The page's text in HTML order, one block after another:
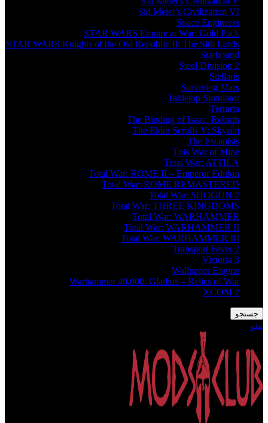
Sid Meier's Civilization VI
Space Engineers
STAR WARS Empire at War: Gold Pack
STAR WARS Knights of the Old Republic II: The Sith Lords
Starbound
Steel Division 2
Stellaris
Surviving Mars
Tabletop Simulator
Terraria
The Binding of Isaac: Rebirth
The Elder Scrolls V: Skyrim
The Escapists
This War of Mine
Total War: ATTILA
Total War: ROME II – Emperor Edition
Total War: ROME REMASTERED
Total War: SHOGUN 2
Total War: THREE KINGDOMS
Total War: WARHAMMER
Total War: WARHAMMER II
Total War: WARHAMMER III
Transport Fever 2
Victoria 3
Wallpaper Engine
Warhammer 40,000: Gladius – Relics of War
XCOM 2
جستجو
منو